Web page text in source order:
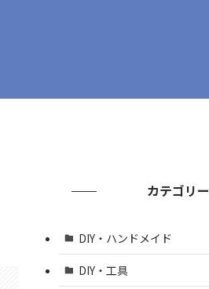
カテゴリー
DIY・ハンドメイド
DIY・工具